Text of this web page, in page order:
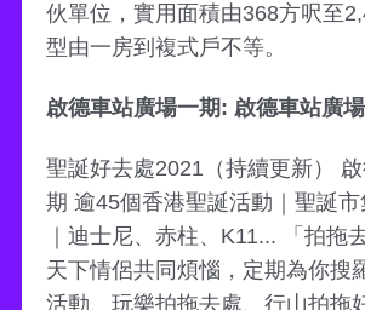
伙單位，實用面積由368方呎至
型由一房到複式戶不等。
啟德車站廣場一期: 啟德車站廣
聖誕好去處2021（持續更新）
期 逾45個香港聖誕活動｜聖誕
｜迪士尼、赤柱、K11... 「拍拖
天下情侶共同煩惱，定期為你搜
活動、玩樂拍拖去處、行山拍拖